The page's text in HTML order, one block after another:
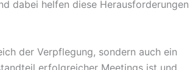
dabei helfen diese Herausforderungen
der Verpflegung, sondern auch ein
erfolgreicher Meetings ist und